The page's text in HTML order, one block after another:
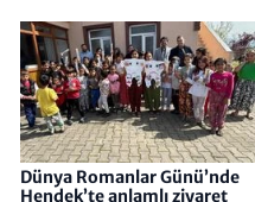
Dünya Romanlar Günü’nde
Hendek’te anlamlı ziyaret